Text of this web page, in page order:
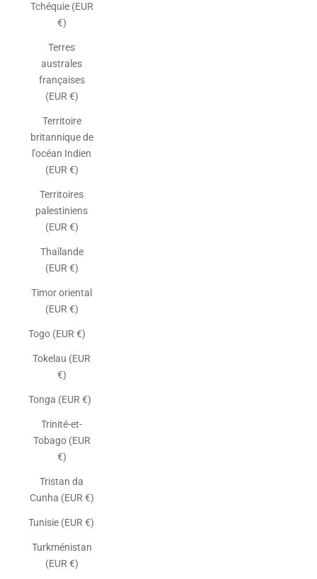
Tchéquie (EUR
€)
Terres
australes
françaises
(EUR €)
Territoire
britannique de
l’océan Indien
(EUR €)
Territoires
palestiniens
(EUR €)
Thaïlande
(EUR €)
Timor oriental
(EUR €)
Togo (EUR €)
Tokelau (EUR
€)
Tonga (EUR €)
Trinité-et-
Tobago (EUR
€)
Tristan da
Cunha (EUR €)
Tunisie (EUR €)
Turkménistan
(EUR €)